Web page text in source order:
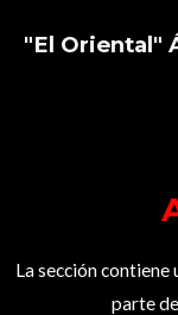
"El Oriental"
La sección contiene
parte